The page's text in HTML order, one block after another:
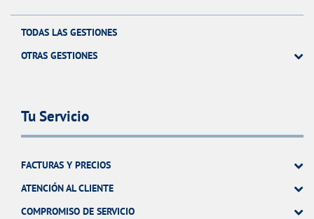
TODAS LAS GESTIONES
OTRAS GESTIONES
Tu Servicio
FACTURAS Y PRECIOS
ATENCIÓN AL CLIENTE
COMPROMISO DE SERVICIO